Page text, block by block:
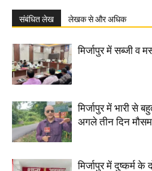
संबंधित लेख लेखक से और अधिक
मिर्जापुर में सब्जी व
मिर्जापुर में भारी से
अगले तीन दिन मौसम
मिर्जापुर में दुष्कर्म के